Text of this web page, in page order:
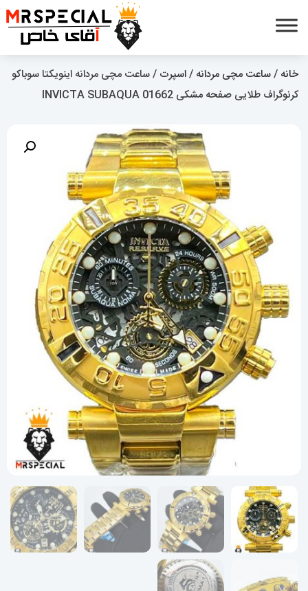
خانه /ساعت مچی مردانه /اسپرت / ساعت مچی مردانه اینویکتا سوباکو
کرنوگراف طلایی صفحه مشکی INVICTA SUBAQUA 01662